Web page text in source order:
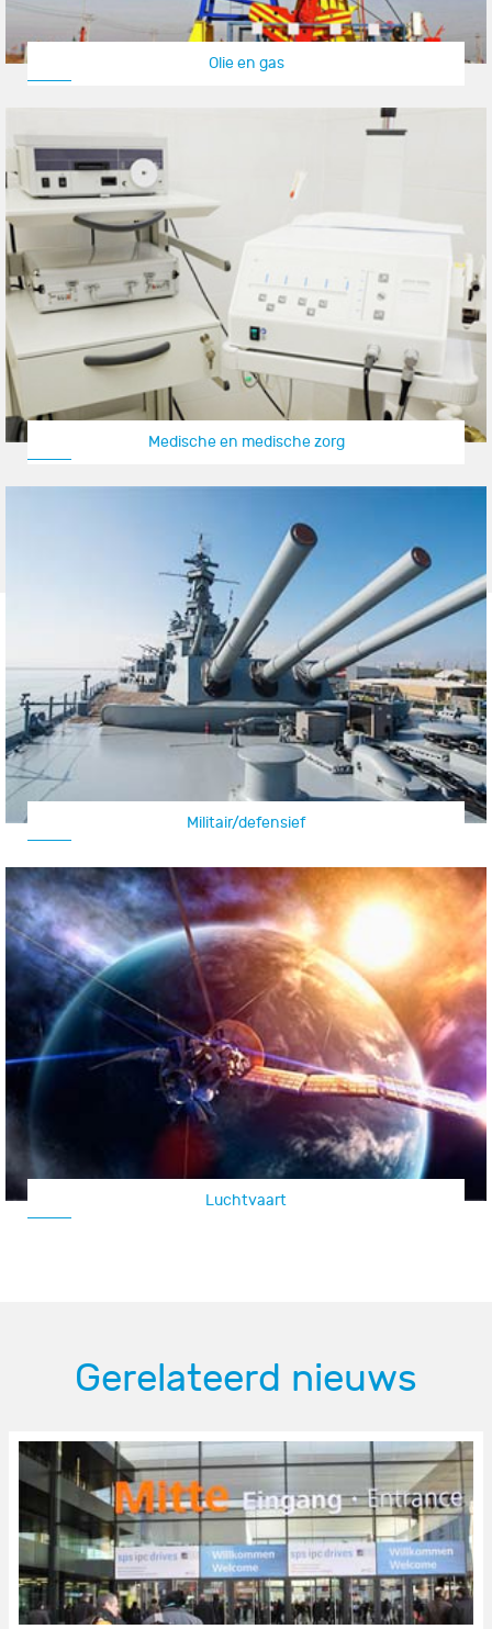
Olie en gas
Medische en medische zorg
Militair/defensief
Luchtvaart
Gerelateerd nieuws